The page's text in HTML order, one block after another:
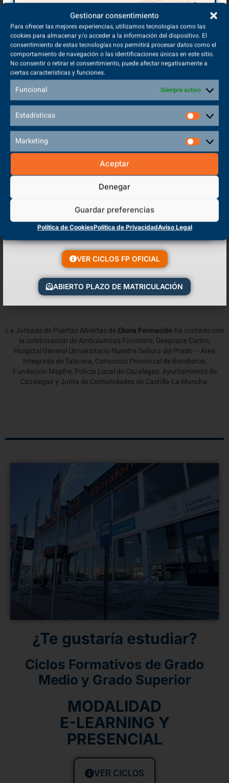
Gestionar consentimiento
Para ofrecer las mejores experiencias, utilizamos tecnologías como las
cookies para almacenar y/o acceder a la información del dispositivo. El
consentimiento de estas tecnologías nos permitirá procesar datos como el
comportamiento de navegación o las identificaciones únicas en este sitio.
No consentir o retirar el consentimiento, puede afectar negativamente a
ciertas características y funciones.
Funcional Siempre activo
Estadísticas
Marketing
Aceptar
Denegar
Guardar preferencias
Política de CookiesPolítica de PrivacidadAviso Legal
Profesionales de la Salud
Además, y de la mano delHospital Nuestra Señora del
Prado, la jornada de Puertas Abiertas de Ebora Formación acogió
distintos talleres de reanimación cardiopulmonar-RCP, y talleres de
Soporte Vital Básico y Soporte Vital Avanzado. Por su parte,
Fundación MAPFRE participó con su ‘Casa del Humo’, una original
iniciativa en la que aprender a reaccionar ante una situación de
emergencia por humo y fuego
La Jornada de Puertas Abiertas deEbora Formación ha contado con
la colaboración de Ambulancias Finisterre, Desguace Carlos,
Hospital General Universitario Nuestra Señora del Prado – Área
Integrada de Talavera, Consorcio Provincial de Bomberos,
Fundación Mapfre, Policía Local de Cazalegas, Ayuntamiento de
Cazalegas y Junta de Comunidades de Castilla-La Mancha.
¿Te gustaría estudiar?
Ciclos Formativos de Grado
Medio y Grado Superior
MODALIDAD
E-LEARNING Y
PRESENCIAL
VER CICLOS
VER CICLOS FP OFICIAL
ABIERTO PLAZO DE MATRICULACIÓN